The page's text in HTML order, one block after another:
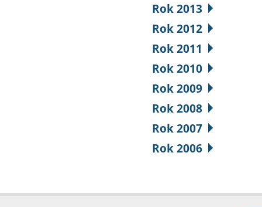
Rok 2013
Rok 2012
Rok 2011
Rok 2010
Rok 2009
Rok 2008
Rok 2007
Rok 2006